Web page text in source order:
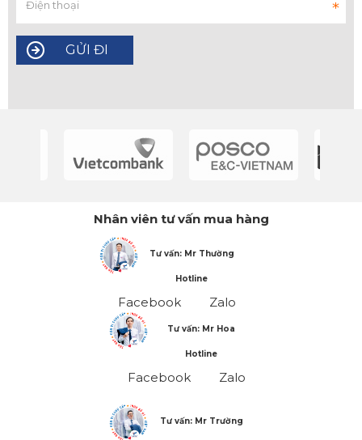
Nhân viên tư vấn mua hàng
Tư vấn: Mr Thường
Hotline
Facebook Zalo
Tư vấn: Mr Hoa
Hotline
Facebook Zalo
Tư vấn: Mr Trường